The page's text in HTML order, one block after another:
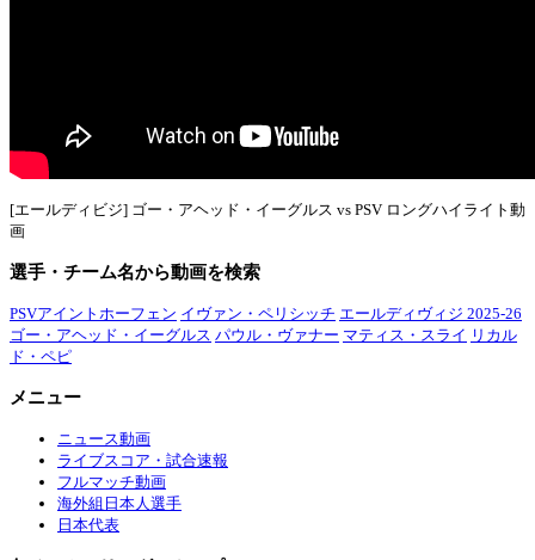
[エールディビジ] ゴー・アヘッド・イーグルス vs PSV ロングハイライト動
画
選手・チーム名から動画を検索
PSVアイントホーフェン イヴァン・ペリシッチ エールディヴィジ 2025-26
ゴー・アヘッド・イーグルス パウル・ヴァナー マティス・スライ リカル
ド・ペピ
メニュー
ニュース動画
ライブスコア・試合速報
フルマッチ動画
海外組日本人選手
日本代表